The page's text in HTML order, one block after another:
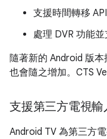
支援時間轉移 API
處理 DVR 功能
隨著新的 Android 版
也會隨之增加。CTS
支援第三方電視輸
Android TV 為第三方